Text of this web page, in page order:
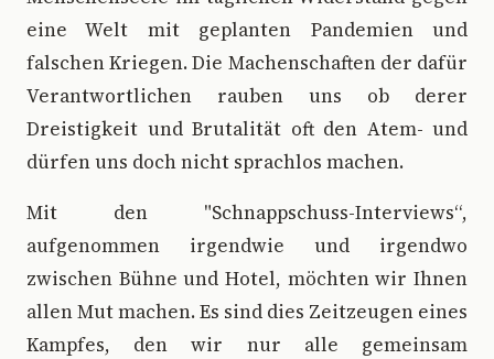
eine Welt mit geplanten Pandemien und
falschen Kriegen. Die Machenschaften der dafür
Verantwortlichen rauben uns ob derer
Dreistigkeit und Brutalität oft den Atem- und
dürfen uns doch nicht sprachlos machen.
Mit den "Schnappschuss-Interviews“,
aufgenommen irgendwie und irgendwo
zwischen Bühne und Hotel, möchten wir Ihnen
allen Mut machen. Es sind dies Zeitzeugen eines
Kampfes, den wir nur alle gemeinsam